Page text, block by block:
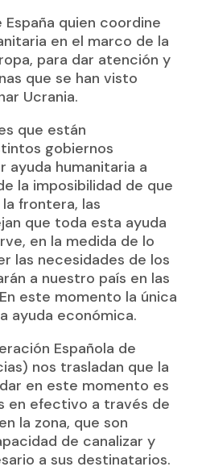
quien coordine
en el marco de la
para dar atención y
que se han visto
Ucrania.
que están
gobiernos
ayuda humanitaria a
la imposibilidad de que
frontera, las
que toda esta ayuda
en la medida de lo
las necesidades de los
a nuestro país en las
este momento la única
ayuda económica.
Española de
nos trasladan que la
en este momento es
en efectivo a través de
la zona, que son
de canalizar y
a sus destinatarios.